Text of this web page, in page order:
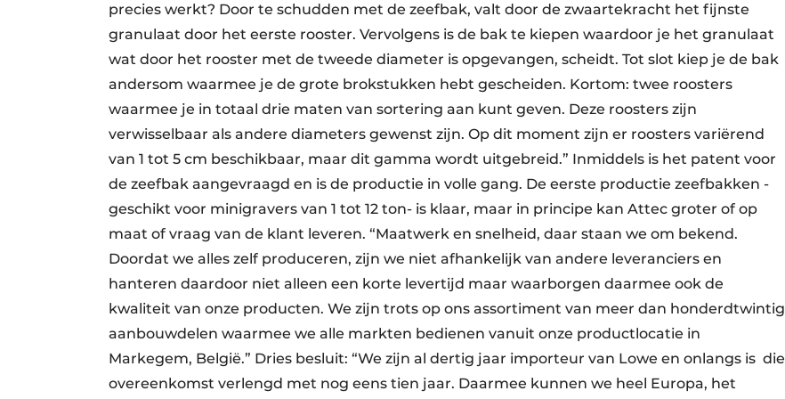
precies werkt? Door te schudden met de zeefbak, valt door de zwaartekracht het fijnste
granulaat door het eerste rooster. Vervolgens is de bak te kiepen waardoor je het granulaat
wat door het rooster met de tweede diameter is opgevangen, scheidt. Tot slot kiep je de bak
andersom waarmee je de grote brokstukken hebt gescheiden. Kortom: twee roosters
waarmee je in totaal drie maten van sortering aan kunt geven. Deze roosters zijn
verwisselbaar als andere diameters gewenst zijn. Op dit moment zijn er roosters variërend
van 1 tot 5 cm beschikbaar, maar dit gamma wordt uitgebreid.” Inmiddels is het patent voor
de zeefbak aangevraagd en is de productie in volle gang. De eerste productie zeefbakken -
geschikt voor minigravers van 1 tot 12 ton- is klaar, maar in principe kan Attec groter of op
maat of vraag van de klant leveren. “Maatwerk en snelheid, daar staan we om bekend.
Doordat we alles zelf produceren, zijn we niet afhankelijk van andere leveranciers en
hanteren daardoor niet alleen een korte levertijd maar waarborgen daarmee ook de
kwaliteit van onze producten. We zijn trots op ons assortiment van meer dan honderdtwintig
aanbouwdelen waarmee we alle markten bedienen vanuit onze productlocatie in
Markegem, België.” Dries besluit: “We zijn al dertig jaar importeur van Lowe en onlangs is die
overeenkomst verlengd met nog eens tien jaar. Daarmee kunnen we heel Europa, het